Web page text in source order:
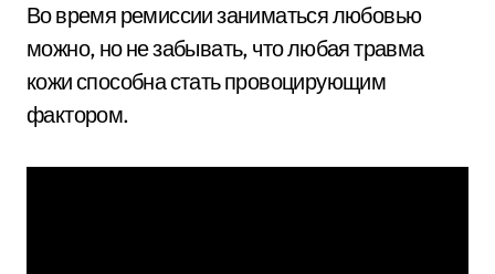
Во время ремиссии заниматься любовью
можно, но не забывать, что любая травма
кожи способна стать провоцирующим
фактором.